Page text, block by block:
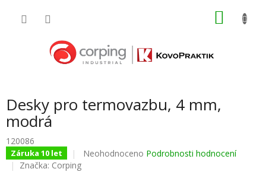
Desky pro termovazbu, 4 mm,
modrá
120086
Záruka 10 let
Průměrné
Neohodnoceno Podrobnosti hodnocení
Značka: Corping